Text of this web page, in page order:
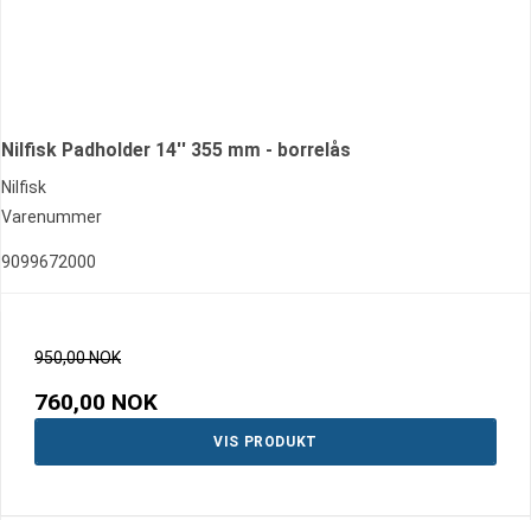
Nilfisk Padholder 14'' 355 mm - borrelås
Nilfisk
Varenummer
9099672000
950,00 NOK
760,00 NOK
VIS PRODUKT